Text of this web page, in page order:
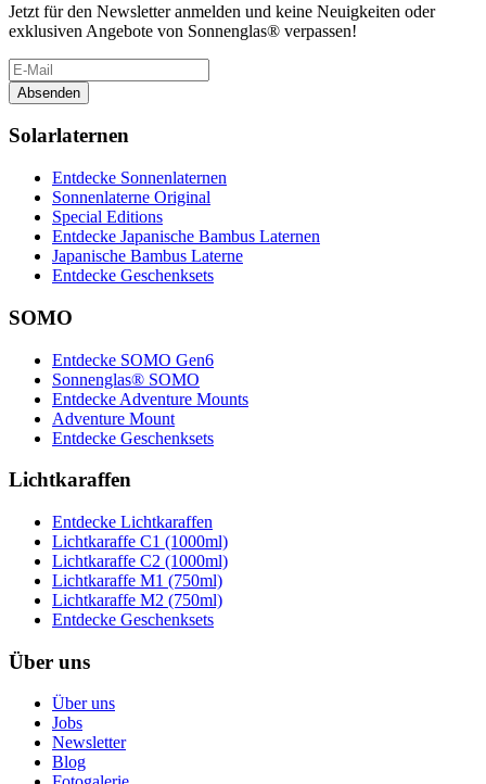
Jetzt für den Newsletter anmelden und keine Neuigkeiten oder
exklusiven Angebote von Sonnenglas® verpassen!
Absenden
Solarlaternen
Entdecke Sonnenlaternen
Sonnenlaterne Original
Special Editions
Entdecke Japanische Bambus Laternen
Japanische Bambus Laterne
Entdecke Geschenksets
SOMO
Entdecke SOMO Gen6
Sonnenglas® SOMO
Entdecke Adventure Mounts
Adventure Mount
Entdecke Geschenksets
Lichtkaraffen
Entdecke Lichtkaraffen
Lichtkaraffe C1 (1000ml)
Lichtkaraffe C2 (1000ml)
Lichtkaraffe M1 (750ml)
Lichtkaraffe M2 (750ml)
Entdecke Geschenksets
Über uns
Über uns
Jobs
Newsletter
Blog